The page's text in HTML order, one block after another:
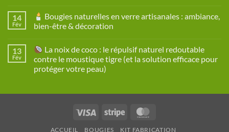
sur
Bougie
artisanale
industrielle
le
comparatif
choc
14
Fév
Bougies naturelles en verre artisanales : ambiance,
bien-être & décoration
sur
Bougies
naturelles
en
:
décoration
13
Fév
La noix de coco : le répulsif naturel redoutable
contre le moustique tigre (et la solution efficace pour
protéger votre peau)
Visa Stripe
ACCUEIL BOUGIES KIT FABRICATION